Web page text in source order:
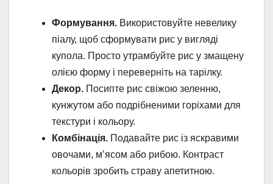
Формування. Використовуйте невелику
піалу, щоб сформувати рис у вигляді
купола. Просто утрамбуйте рис у змащену
олією форму і переверніть на тарілку.
Декор. Посипте рис свіжою зеленню,
кунжутом або подрібненими горіхами для
текстури і кольору.
Комбінація. Подавайте рис із яскравими
овочами, м’ясом або рибою. Контраст
кольорів зробить страву апетитною.